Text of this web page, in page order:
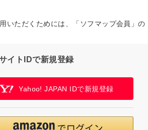
いただくためには、「ソフマップ会員」の
イトIDで新規登録
Yahoo! JAPAN IDで新規登録